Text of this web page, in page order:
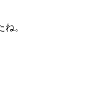
。